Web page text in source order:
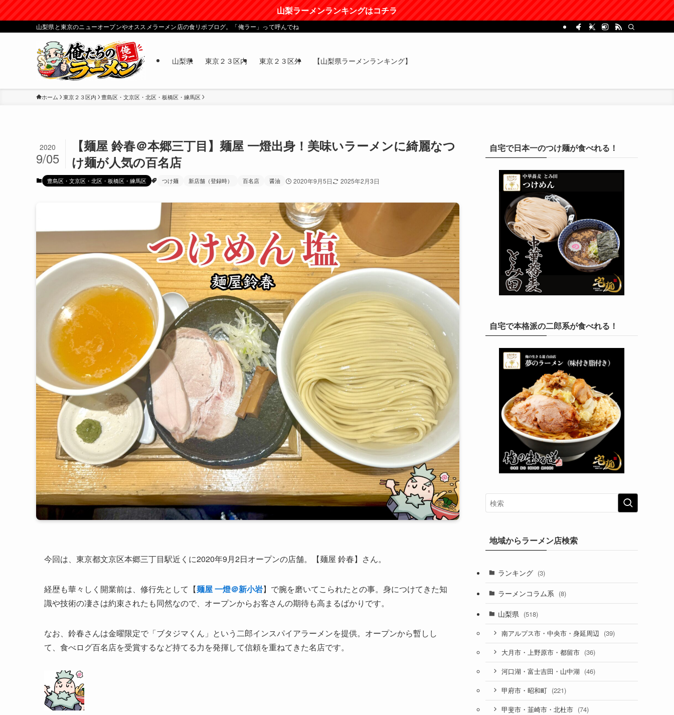
山梨ラーメンランキングはコチラ
山梨県と東京のニューオープンやオススメラーメン店の食リポブログ。「俺ラー」って呼んでね
山梨県 東京２３区内 東京２３区外 【山梨県ラーメンランキング】
ホーム 東京２３区内 豊島区・文京区・北区・板橋区・練馬区
【麺屋 鈴春＠本郷三丁目】麺屋 一燈出身！美味いラーメンに綺麗なつ
け麺が人気の百名店
2020
9/05
豊島区・文京区・北区・板橋区・練馬区 つけ麺 新店舗（登録時） 百名店 醤油 2020年9月5日 2025年2月3日
今回は、東京都文京区本郷三丁目駅近くに2020年9月2日オープンの店舗。【麺屋 鈴春】さん。
経歴も華々しく開業前は、修行先として【麺屋 一燈＠新小岩】で腕を磨いてこられたとの事。身につけてきた知
識や技術の凄さは約束されたも同然なので、オープンからお客さんの期待も高まるばかりです。
なお、鈴春さんは金曜限定で「ブタジマくん」という二郎インスパイアラーメンを提供。オープンから暫しし
て、食べログ百名店を受賞するなど持てる力を発揮して信頼を重ねてきた名店です。
自宅で日本一のつけ麺が食べれる！
自宅で本格派の二郎系が食べれる！
地域からラーメン店検索
ランキング (3)
ラーメンコラム系 (8)
山梨県 (518)
南アルプス市・中央市・身延周辺 (39)
大月市・上野原市・都留市 (36)
河口湖・富士吉田・山中湖 (46)
甲府市・昭和町 (221)
甲斐市・韮崎市・北杜市 (74)